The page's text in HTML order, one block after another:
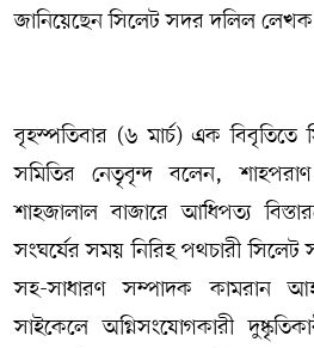
জানিয়েছেন সিলেট সদর দলিল লেখক
বৃহস্পতিবার (৬ মার্চ) এক
সমিতির নেতৃবৃন্দ বলেন,
শাহজালাল বাজারে আধিপত্য
সংঘর্ষের সময় নিরিহ পথচারী
সহ-সাধারণ সম্পাদক কামরান
সাইকেলে অগ্নিসংযোগকারী